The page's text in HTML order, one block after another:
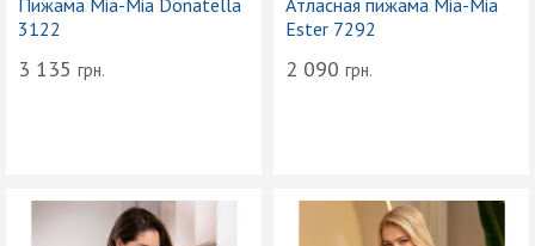
3122
3 135 грн.
Ester 7292
2 090 грн.